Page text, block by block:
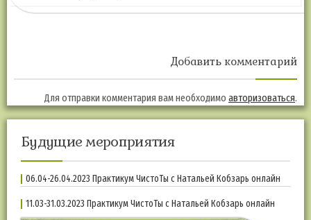
Добавить комментарий
Для отправки комментария вам необходимо авторизоваться.
Будущие мероприятия
06.04-26.04.2023 Практикум ЧистоТы с Натальей Кобзарь онлайн
11.03-31.03.2023 Практикум ЧистоТы с Натальей Кобзарь онлайн